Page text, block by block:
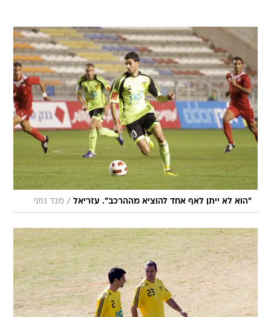
"הוא לא ייתן לאף אחד להוציא מההרכב". עזריאל / מגד גוזני